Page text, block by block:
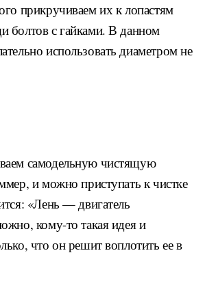
прикручиваем их к лопастям
болтов с гайками. В данном
использовать диаметром не
самодельную чистящую
и можно приступать к чистке
«Лень — двигатель
кому-то такая идея и
что он решит воплотить ее в